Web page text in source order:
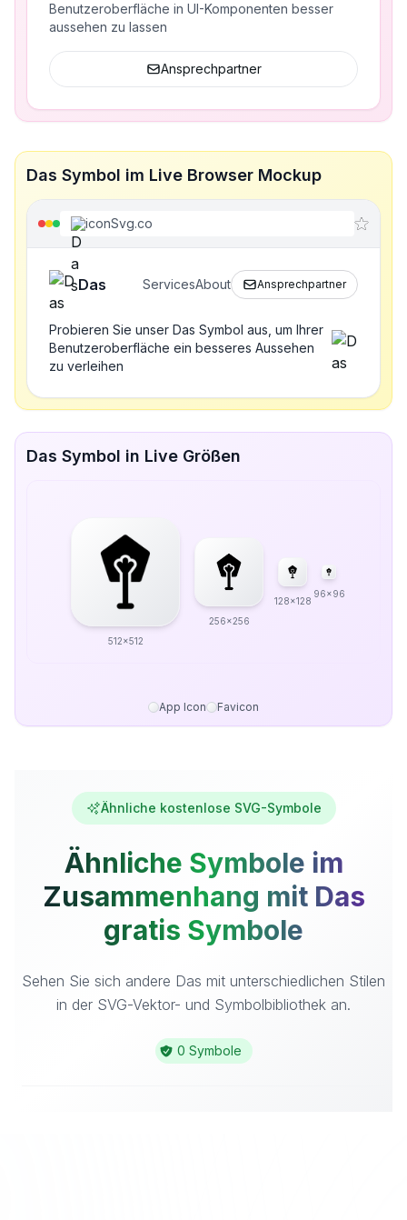
Benutzeroberfläche in UI-Komponenten besser
aussehen zu lassen
Ansprechpartner
Das Symbol im Live Browser Mockup
iconSvg.co
Das ServicesAbout Ansprechpartner
Probieren Sie unser Das Symbol aus, um Ihrer
Benutzeroberfläche ein besseres Aussehen
zu verleihen
Das Symbol in Live Größen
512x512
256x256
128x128
96x96
App Icon Favicon
Ähnliche kostenlose SVG-Symbole
Ähnliche Symbole im
Zusammenhang mit Das
gratis Symbole
Sehen Sie sich andere Das mit unterschiedlichen Stilen
in der SVG-Vektor- und Symbolbibliothek an.
0 Symbole